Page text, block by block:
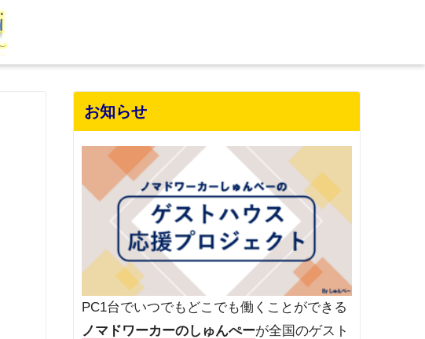
お知らせ
PC1台でいつでもどこでも働くことができる
ノマドワーカーのしゅんぺーが全国のゲスト